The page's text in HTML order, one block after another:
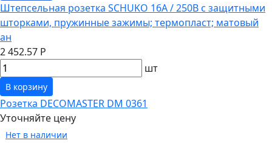
Штепсельная розетка SCHUKO 16А / 250В с защитными
шторками, пружинные зажимы; термопласт; матовый
ан
2 452.57 Р
шт
В корзину
Розетка DECOMASTER DM 0361
Уточняйте цену
Нет в наличии